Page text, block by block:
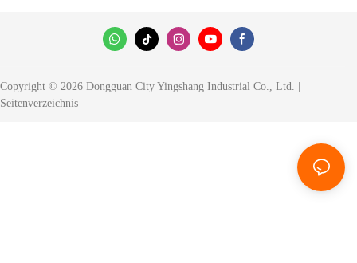
Copyright © 2026 Dongguan City Yingshang Industrial Co., Ltd. |
Seitenverzeichnis